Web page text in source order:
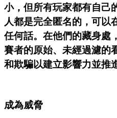
小，但所有玩家都有自己
人都是完全匿名的，可以
任何話。在他們的藏身處
賽者的原始、未經過濾的
和欺騙以建立影響力並推
成為威脅